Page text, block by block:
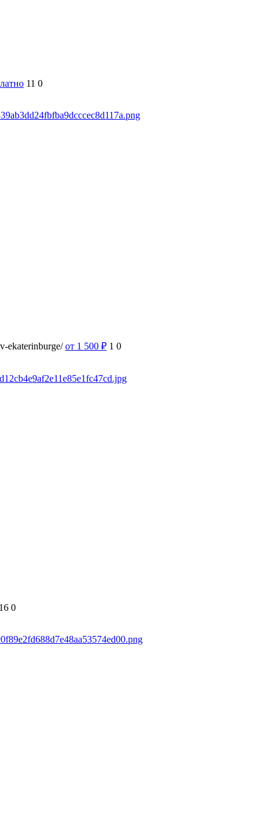
11 0
ekaterinburge/ от 1 500 ₽ 1 0
16 0